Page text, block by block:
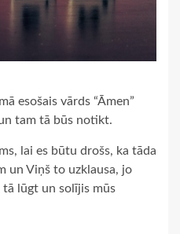
esošais vārds “Āmen”
tam tā būs notikt.
lai es būtu drošs, ka tāda
un Viņš to uzklausa, jo
lūgt un solījis mūs